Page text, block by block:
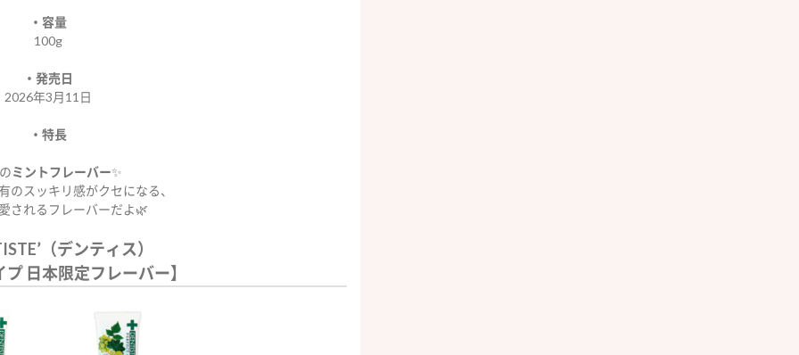
・ 容量
100g
・発売日
2026年3月11日
・特長
ミントフレーバー✨
のスッキリ感がクセになる、
されるフレーバーだよ🌿
（デンティス）
日本限定フレーバー】